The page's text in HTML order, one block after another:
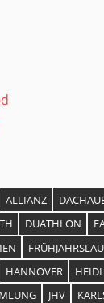
ALLIANZ
DUATHLON
HANNOVER
HEIDI
JHV